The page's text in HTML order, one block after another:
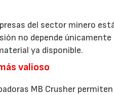
del sector minero
no depende
ya disponible.
valioso
MB Crusher